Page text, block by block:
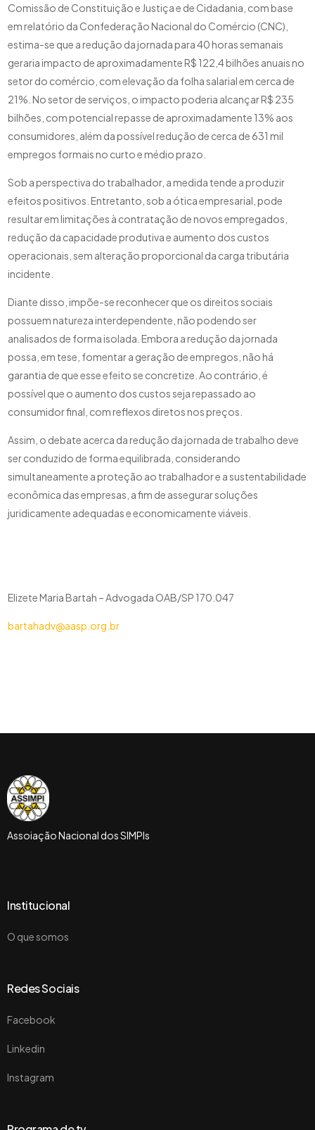
Comissão de Constituição e Justiça e de Cidadania, com base
em relatório da Confederação Nacional do Comércio (CNC),
estima-se que a redução da jornada para 40 horas semanais
geraria impacto de aproximadamente R$ 122,4 bilhões anuais no
setor do comércio, com elevação da folha salarial em cerca de
21%. No setor de serviços, o impacto poderia alcançar R$ 235
bilhões, com potencial repasse de aproximadamente 13% aos
consumidores, além da possível redução de cerca de 631 mil
empregos formais no curto e médio prazo.
Sob a perspectiva do trabalhador, a medida tende a produzir
efeitos positivos. Entretanto, sob a ótica empresarial, pode
resultar em limitações à contratação de novos empregados,
redução da capacidade produtiva e aumento dos custos
operacionais, sem alteração proporcional da carga tributária
incidente.
Diante disso, impõe-se reconhecer que os direitos sociais
possuem natureza interdependente, não podendo ser
analisados de forma isolada. Embora a redução da jornada
possa, em tese, fomentar a geração de empregos, não há
garantia de que esse efeito se concretize. Ao contrário, é
possível que o aumento dos custos seja repassado ao
consumidor final, com reflexos diretos nos preços.
Assim, o debate acerca da redução da jornada de trabalho deve
ser conduzido de forma equilibrada, considerando
simultaneamente a proteção ao trabalhador e a sustentabilidade
econômica das empresas, a fim de assegurar soluções
juridicamente adequadas e economicamente viáveis.
Elizete Maria Bartah – Advogada OAB/SP 170.047
bartahadv@aasp.org.br
Assoiação Nacional dos SIMPIs
Institucional
O que somos
Redes Sociais
Facebook
Linkedin
Instagram